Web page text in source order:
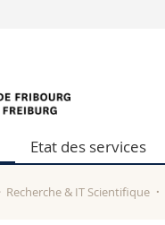
Lettres et
Sciences
Sciences
Etat des services
Recherche & IT Scientifique